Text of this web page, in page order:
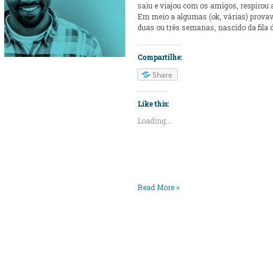
saiu e viajou com os amigos, respirou
Em meio a algumas (ok, várias)
duas ou três semanas, nascido da fila
Compartilhe:
Share
Like this:
Loading...
Read More »